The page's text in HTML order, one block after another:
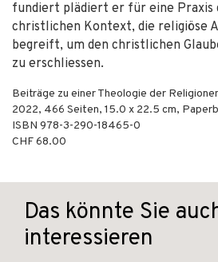
fundiert plädiert er für eine Praxis
christlichen Kontext, die religiöse
begreift, um den christlichen
zu erschliessen.
Beiträge zu einer Theologie der
2022, 466 Seiten, 15.0 x 22.5 cm,
ISBN 978-3-290-18465-0
CHF 68.00
Das könnte Sie
interessieren